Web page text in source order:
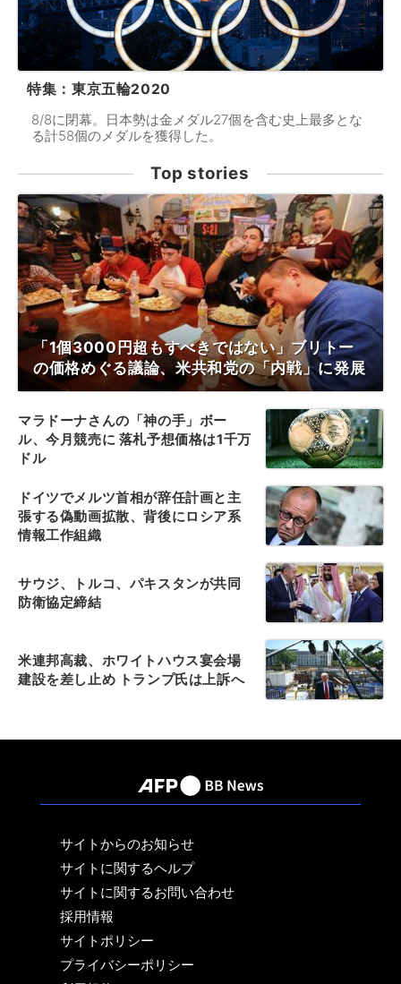
特集：東京五輪2020
8/8に閉幕。日本勢は金メダル27個を含む史上最多とな
る計58個のメダルを獲得した。
Top stories
「1個3000円超もすべきではない」ブリトー
の価格めぐる議論、米共和党の「内戦」に発展
マラドーナさんの「神の手」ボー
ル、今月競売に 落札予想価格は1千万
ドル
ドイツでメルツ首相が辞任計画と主
張する偽動画拡散、背後にロシア系
情報工作組織
サウジ、トルコ、パキスタンが共同
防衛協定締結
米連邦高裁、ホワイトハウス宴会場
建設を差し止め トランプ氏は上訴へ
サイトからのお知らせ
サイトに関するヘルプ
サイトに関するお問い合わせ
採用情報
サイトポリシー
プライバシーポリシー